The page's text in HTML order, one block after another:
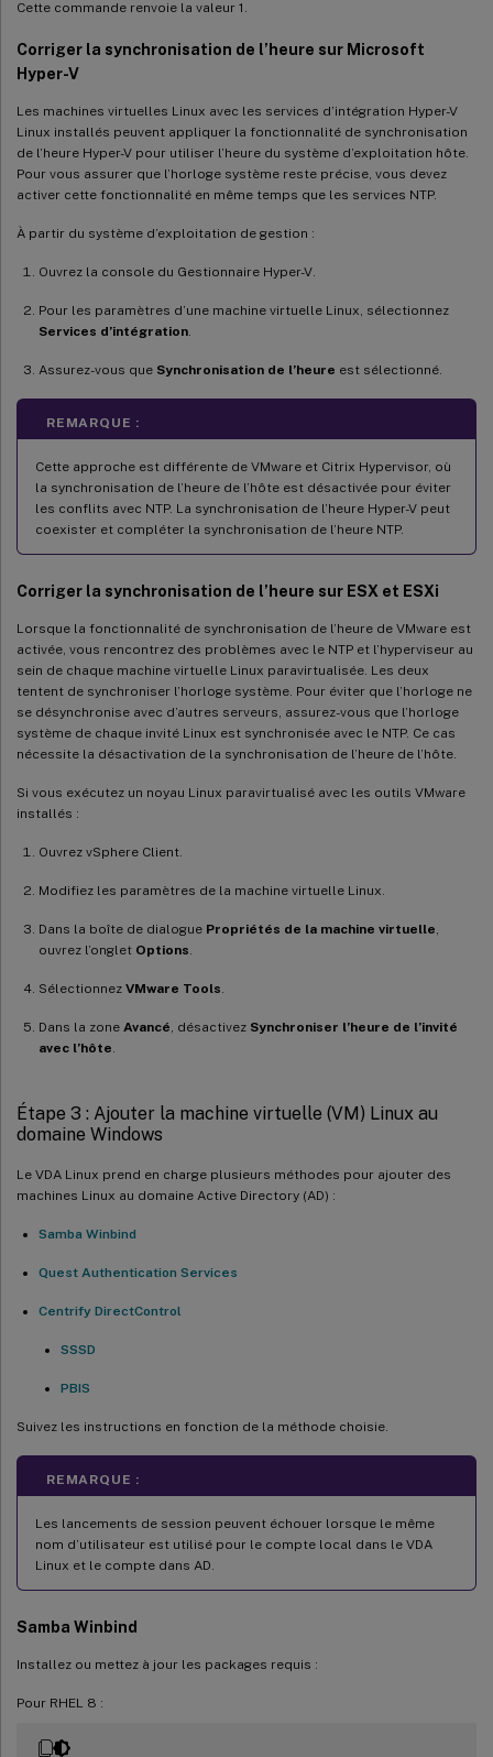
Cette commande renvoie la valeur 1.
Corriger la synchronisation de l’heure sur Microsoft
Hyper-V
Les machines virtuelles Linux avec les services d’intégration Hyper-V
Linux installés peuvent appliquer la fonctionnalité de synchronisation
de l’heure Hyper-V pour utiliser l’heure du système d’exploitation hôte.
Pour vous assurer que l’horloge système reste précise, vous devez
activer cette fonctionnalité en même temps que les services NTP.
À partir du système d’exploitation de gestion :
Ouvrez la console du Gestionnaire Hyper-V.
Pour les paramètres d’une machine virtuelle Linux, sélectionnez
Services d’intégration
Assurez-vous que Synchronisation de l’heure est sélectionné.
REMARQUE :
Cette approche est différente de VMware et Citrix Hypervisor, où
la synchronisation de l’heure de l’hôte est désactivée pour éviter
les conflits avec NTP. La synchronisation de l’heure Hyper-V peut
coexister et compléter la synchronisation de l’heure NTP.
Corriger la synchronisation de l’heure sur ESX et ESXi
Lorsque la fonctionnalité de synchronisation de l’heure de VMware est
activée, vous rencontrez des problèmes avec le NTP et l’hyperviseur au
sein de chaque machine virtuelle Linux paravirtualisée. Les deux
tentent de synchroniser l’horloge système. Pour éviter que l’horloge ne
se désynchronise avec d’autres serveurs, assurez-vous que l’horloge
système de chaque invité Linux est synchronisée avec le NTP. Ce cas
nécessite la désactivation de la synchronisation de l’heure de l’hôte.
Si vous exécutez un noyau Linux paravirtualisé avec les outils VMware
installés :
Ouvrez vSphere Client.
Modifiez les paramètres de la machine virtuelle Linux.
Dans la boîte de dialogue Propriétés de la machine virtuelle
ouvrez l’onglet Options
Sélectionnez VMware Tools
Dans la zone Avancé , désactivez Synchroniser l’heure de l’invité
avec l’hôte
Étape 3 : Ajouter la machine virtuelle (VM) Linux au
domaine Windows
Le VDA Linux prend en charge plusieurs méthodes pour ajouter des
machines Linux au domaine Active Directory (AD) :
Samba Winbind
Quest Authentication Services
Centrify DirectControl
SSSD
PBIS
Suivez les instructions en fonction de la méthode choisie.
REMARQUE :
Les lancements de session peuvent échouer lorsque le même
nom d’utilisateur est utilisé pour le compte local dans le VDA
Linux et le compte dans AD.
Samba Winbind
Installez ou mettez à jour les packages requis :
Pour RHEL 8 :